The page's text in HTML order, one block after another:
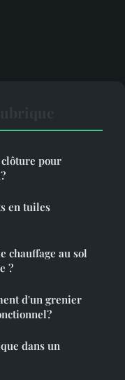
pour
en tuiles
chauffage au sol
?
d'un grenier
dans un